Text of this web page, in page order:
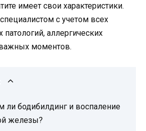
имеет свои характеристики.
с учетом всех
аллергических
моментов.
ли бодибилдинг и воспаление
железы?